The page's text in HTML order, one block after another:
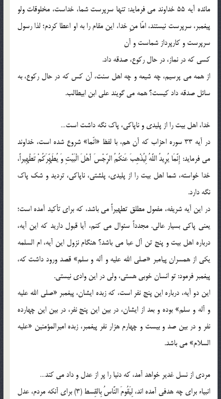
مائده آیه 55 خداوند می فرماید: تنها سرپرست شما، خداست، مخلوقات ولو
پیغمبر، سرپرست نیستند، امّا منِ خدا، این مقام را به او اعطا کردم؛ لذا رسول
سرپرست و کارپرداز شماست و آن
کسی که در نماز، در حال رکوع، صدقه داد.
از همه می پرسیم، چه شیعه و چه اهل سنت، آن کس که در حال رکوع، به
سائل صدقه داد کیست؟ همه می گویند علی ابن ابیطالب.
خدا، اهل بیت را از پلیدی و ناپاکی، پاک نگه داشت است…
در آیه 33 سوره احزاب که آن هم، با لفظ «انّما» شروع شده است، خداوند
می فرماید: إِنَّمَا یُرِیدُ اللَّهُ لِیُذْهِبَ عَنکُمُ الرِّجْسَ أَهْلَ الْبَیْتِ وَ یُطَهِّرَکُمْ تَطْهِیراً،
خدا خواسته، شما اهل بیت را از پلیدی، پلشتی، ناپاکی، تردید و شک پاک
نگه دارد.
در این آیه شریفه، مفعول مطلق تطهیراً می باشد، که برای تأکید آمده است؛
یعنی پاکی بسیار عالی. مجدداً سئوال می کنم، آیا قبول دارید که این آیه،
درباره اهل بیت و پنج تن آل عبا می باشد؟ هنگام نزول این آیه، ام السلمه
یکی از همسران پیامبر «صلی الله علیه و آله و سلم» قصد ورود داشت که،
پیغمبر فرمود: تو انسان خوبی هستی،‌ ولی در این وادی نیستی.
این دو آیه، درباره این پنج نفر است، که زبده ایشان، پیغمبر «صلی الله علیه
و آله و سلم» بوده و بعد از ایشان، در بین این پنج نفر، در بین این چهارده
نفر و در بین صد و بیست و چهارم هزار نفر پیغمبر، زبده امیرالمؤمنین «علیه
السلام» می باشد.
مردی از نسل غدیر خواهد آمد، که دنیا را پر از عدل و داد می کند…
انبیاء برای چه هدفی آمده اند، لِیَقُومَ النَّاسُ بِالقِسط (3) برای آنکه مردم، عدل